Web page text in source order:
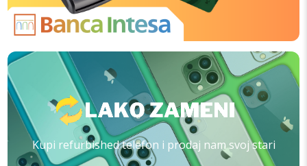
Kupi refurbished telefon i prodaj nam svoj stari